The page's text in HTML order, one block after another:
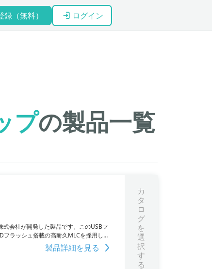
録（無料） ログイン
プの製品一覧
式会社が開発した製品です。このUSBフ
ラッシュ搭載の高耐久MLCを採用し、
ータの信頼性を保証しています。大容量
か、お問い合わせください。
製品詳細を見る
カ
タ
ロ
グ
を
選
択
す
る